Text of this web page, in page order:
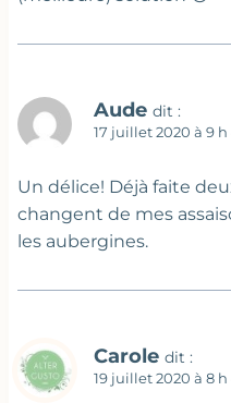
Aude dit :
17 juillet 2020 à 9
Un délice! Déjà faite
changent de mes
les aubergines.
Carole dit :
19 juillet 2020 à 8